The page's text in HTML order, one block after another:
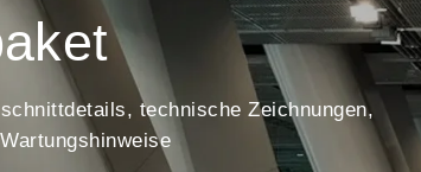
technische Zeichnungen,